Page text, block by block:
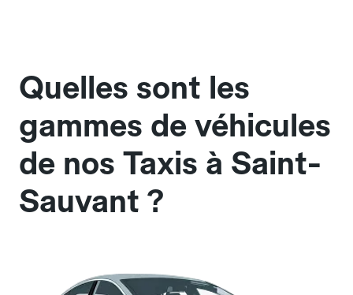
Quelles sont les
gammes de véhicules
de nos Taxis à Saint-
Sauvant ?